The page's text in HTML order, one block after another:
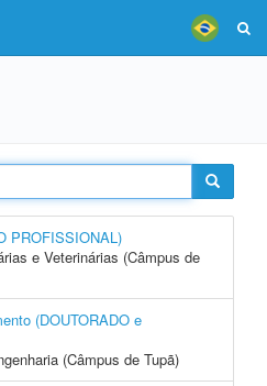
PROFISSIONAL)
e Veterinárias (Câmpus de
(DOUTORADO e
(Câmpus de Tupã)